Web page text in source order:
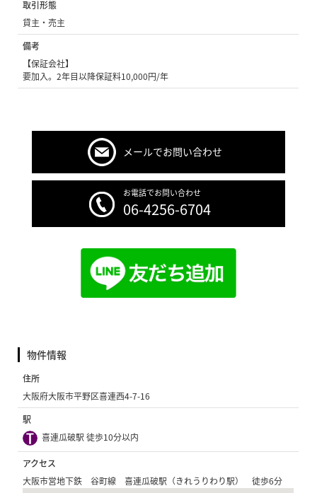
取引形態
貸主・売主
備考
【保証会社】
要加入。2年目以降保証料10,000円/年
メールでお問い合わせ
お電話でお問い合わせ
06-4256-6704
物件情報
住所
大阪府大阪市平野区喜連西4-7-16
駅
喜連瓜破駅 徒歩10分以内
アクセス
大阪市営地下鉄 谷町線 喜連瓜破駅（きれうりわり駅） 徒歩6分